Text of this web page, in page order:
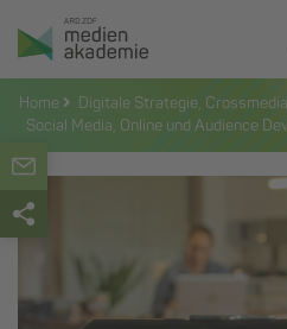
Zum
Inhalt
springen
Home
Digitale Strategie,
Social Media, Online und Audience